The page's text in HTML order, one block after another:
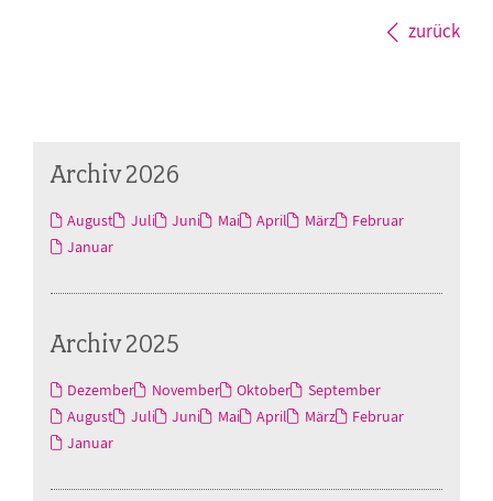
zurück
Archiv 2026
August Juli Juni Mai April März
Februar
Januar
Archiv 2025
Dezember November Oktober
September
August
Juli Juni Mai April März
Februar
Januar